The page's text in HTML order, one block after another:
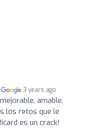
3 years ago
amable,
los retos que le
es un crack!